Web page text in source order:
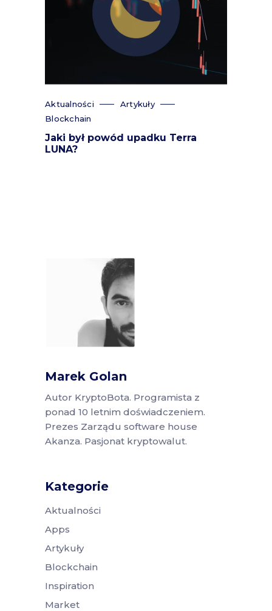
Aktualności
Artykuły
Blockchain
Jaki był powód upadku Terra
LUNA?
Marek Golan
Autor KryptoBota. Programista z
ponad 10 letnim doświadczeniem.
Prezes Zarządu software house
Akanza. Pasjonat kryptowalut.
Kategorie
Aktualności
Apps
Artykuły
Blockchain
Inspiration
Market